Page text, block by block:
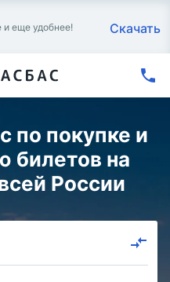
и еще удобнее!
Скачать
по покупке и
билетов на
России